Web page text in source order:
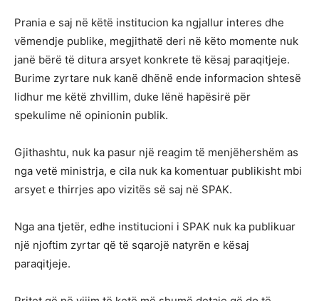
Prania e saj në këtë institucion ka ngjallur interes dhe
vëmendje publike, megjithatë deri në këto momente nuk
janë bërë të ditura arsyet konkrete të kësaj paraqitjeje.
Burime zyrtare nuk kanë dhënë ende informacion shtesë
lidhur me këtë zhvillim, duke lënë hapësirë për
spekulime në opinionin publik.
Gjithashtu, nuk ka pasur një reagim të menjëhershëm as
nga vetë ministrja, e cila nuk ka komentuar publikisht mbi
arsyet e thirrjes apo vizitës së saj në SPAK.
Nga ana tjetër, edhe institucioni i SPAK nuk ka publikuar
një njoftim zyrtar që të sqarojë natyrën e kësaj
paraqitjeje.